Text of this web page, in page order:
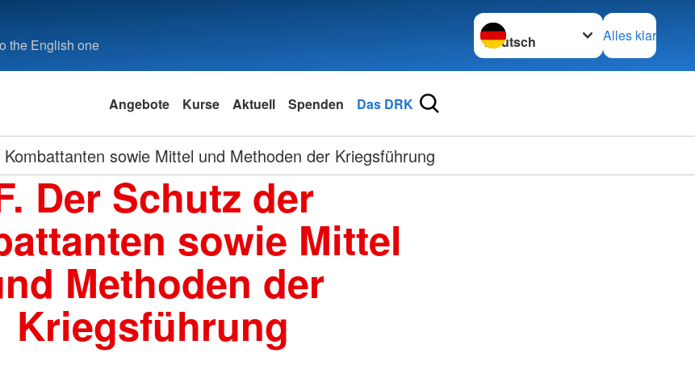
the English one
Sprache wechseln zu
Alles klar
Angebote Kurse Aktuell Spenden Das DRK
sowie Mittel und Methoden der Kriegsführung
Der Schutz der
sowie Mittel
Methoden der
Kriegsführung